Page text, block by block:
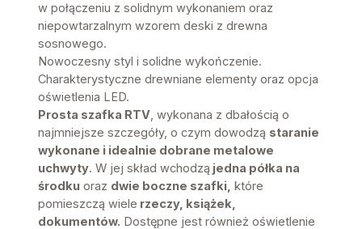
w połączeniu z solidnym wykonaniem oraz
niepowtarzalnym wzorem deski z drewna
sosnowego.
Nowoczesny styl i solidne wykończenie.
Charakterystyczne drewniane elementy oraz opcja
oświetlenia LED.
Prosta szafka RTV , wykonana z dbałością o
najmniejsze szczegóły, o czym dowodzą staranie
wykonane i idealnie dobrane metalowe
uchwyty. W jej skład wchodzą jedna półka na
środku oraz dwie boczne szafki, które
pomieszczą wiele rzeczy, książek,
dokumentów. Dostępne jest również oświetlenie